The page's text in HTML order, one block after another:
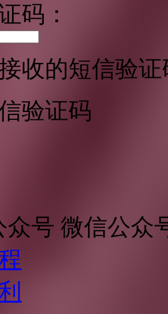
码：
收的短信验证
验证码
微信公众